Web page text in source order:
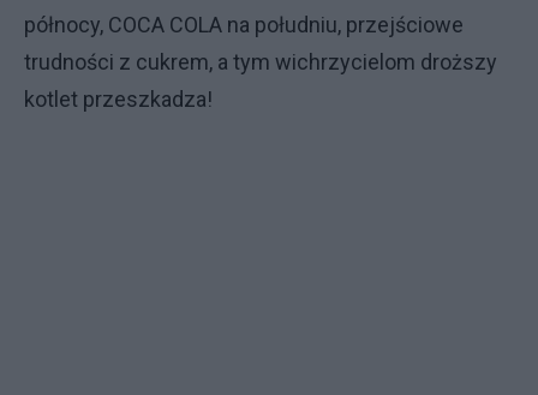
północy, COCA COLA na południu, przejściowe
trudności z cukrem, a tym wichrzycielom droższy
kotlet przeszkadza!